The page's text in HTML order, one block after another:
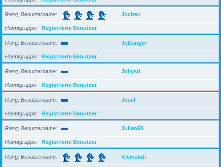
Rang, Benutzername Jochen
Hauptgruppe Registrierte Benutzer
Rang, Benutzername JoDanger
Hauptgruppe Registrierte Benutzer
Rang, Benutzername Jollysti
Hauptgruppe Registrierte Benutzer
Rang, Benutzername Josef
Hauptgruppe Registrierte Benutzer
Rang, Benutzername Julian58
Hauptgruppe Registrierte Benutzer
Rang, Benutzername Kleinandi